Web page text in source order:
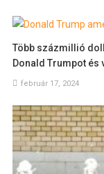
Több százmillió
Donald Trumpot és
február 17, 2024